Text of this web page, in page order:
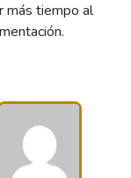
más tiempo al